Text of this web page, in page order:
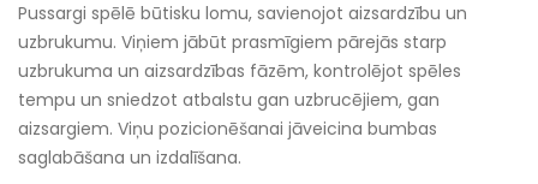
Pussargi spēlē būtisku lomu, savienojot aizsardzību un
uzbrukumu. Viņiem jābūt prasmīgiem pārejās starp
uzbrukuma un aizsardzības fāzēm, kontrolējot spēles
tempu un sniedzot atbalstu gan uzbrucējiem, gan
aizsargiem. Viņu pozicionēšanai jāveicina bumbas
saglabāšana un izdalīšana.